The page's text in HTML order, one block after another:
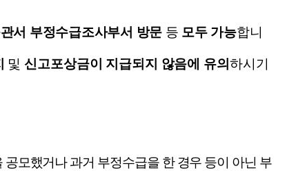
서 부정수급조사부서 방문 등 모두 가능합니
및신고포상금이 지급되지 않음에 유의하시기
공모했거나 과거 부정수급을 한 경우 등이 아닌 부